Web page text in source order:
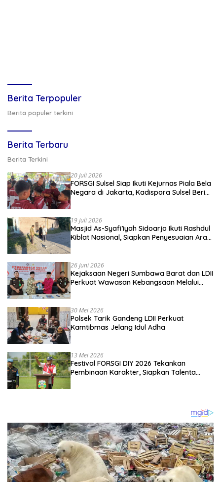
Berita Terpopuler
Berita populer terkini
Berita Terbaru
Berita Terkini
20 Juli 2026
FORSGI Sulsel Siap Ikuti Kejurnas Piala Bela
Negara di Jakarta, Kadispora Sulsel Beri
19 Juli 2026
Masjid As-Syafi’iyah Sidoarjo Ikuti Rashdul
Kiblat Nasional, Siapkan Penyesuaian Arah
26 Juni 2026
Kejaksaan Negeri Sumbawa Barat dan LDII
Perkuat Wawasan Kebangsaan Melalui
30 Mei 2026
Polsek Tarik Gandeng LDII Perkuat
Kamtibmas Jelang Idul Adha
13 Mei 2026
Festival FORSGI DIY 2026 Tekankan
Pembinaan Karakter, Siapkan Talenta